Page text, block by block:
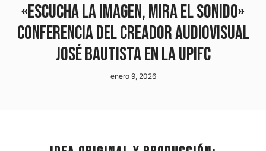
«Escucha la imagen, mira el sonido»
conferencia del creador audiovisual
José Bautista en la UPIFC
enero 9, 2026